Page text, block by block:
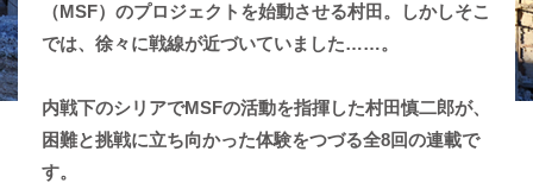
（MSF）のプロジェクトを始動させる村田。しかしそこ
では、徐々に戦線が近づいていました……。
内戦下のシリアでMSFの活動を指揮した村田慎二郎が、
困難と挑戦に立ち向かった体験をつづる全8回の連載で
す。